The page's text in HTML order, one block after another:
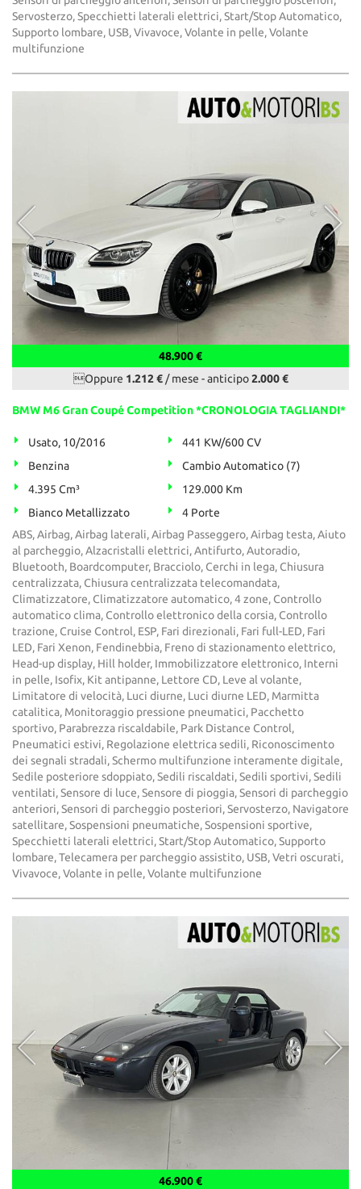
Servosterzo, Specchietti laterali elettrici, Start/Stop Automatico,
Supporto lombare, USB, Vivavoce, Volante in pelle, Volante
multifunzione
48.900 €
Oppure 1.212 €/ mese -anticipo2.000 €
BMW M6 Gran Coupé Competition *CRONOLOGIA TAGLIANDI*
Usato, 10/2016
441 KW/600 CV
Benzina
Cambio Automatico (7)
4.395 Cm³
129.000 Km
Bianco Metallizzato
4 Porte
ABS, Airbag, Airbag laterali, Airbag Passeggero, Airbag testa, Aiuto
al parcheggio, Alzacristalli elettrici, Antifurto, Autoradio,
Bluetooth, Boardcomputer, Bracciolo, Cerchi in lega, Chiusura
centralizzata, Chiusura centralizzata telecomandata,
Climatizzatore, Climatizzatore automatico, 4 zone, Controllo
automatico clima, Controllo elettronico della corsia, Controllo
trazione, Cruise Control, ESP, Fari direzionali, Fari full-LED, Fari
LED, Fari Xenon, Fendinebbia, Freno di stazionamento elettrico,
Head-up display, Hill holder, Immobilizzatore elettronico, Interni
in pelle, Isofix, Kit antipanne, Lettore CD, Leve al volante,
Limitatore di velocità, Luci diurne, Luci diurne LED, Marmitta
catalitica, Monitoraggio pressione pneumatici, Pacchetto
sportivo, Parabrezza riscaldabile, Park Distance Control,
Pneumatici estivi, Regolazione elettrica sedili, Riconoscimento
dei segnali stradali, Schermo multifunzione interamente digitale,
Sedile posteriore sdoppiato, Sedili riscaldati, Sedili sportivi, Sedili
ventilati, Sensore di luce, Sensore di pioggia, Sensori di parcheggio
anteriori, Sensori di parcheggio posteriori, Servosterzo, Navigatore
satellitare, Sospensioni pneumatiche, Sospensioni sportive,
Specchietti laterali elettrici, Start/Stop Automatico, Supporto
lombare, Telecamera per parcheggio assistito, USB, Vetri oscurati,
Vivavoce, Volante in pelle, Volante multifunzione
46.900 €